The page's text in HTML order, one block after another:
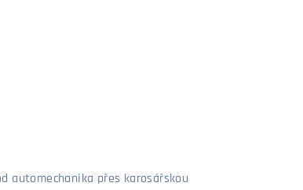
automechanika přes karosářskou